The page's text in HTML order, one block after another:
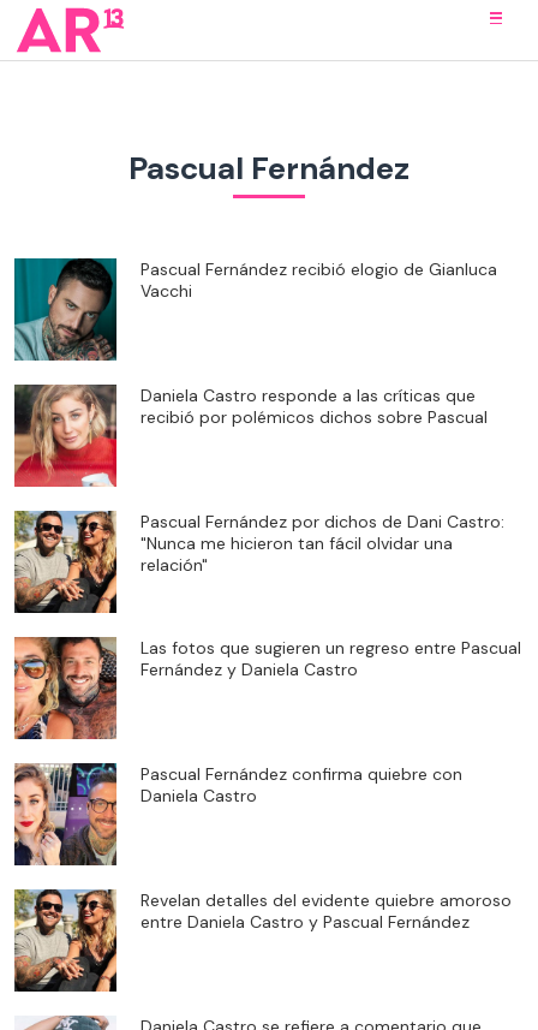
Pascual Fernández
Pascual Fernández recibió elogio de Gianluca
Vacchi
Daniela Castro responde a las críticas que
recibió por polémicos dichos sobre Pascual
Pascual Fernández por dichos de Dani Castro:
"Nunca me hicieron tan fácil olvidar una
relación"
Las fotos que sugieren un regreso entre Pascual
Fernández y Daniela Castro
Pascual Fernández confirma quiebre con
Daniela Castro
Revelan detalles del evidente quiebre amoroso
entre Daniela Castro y Pascual Fernández